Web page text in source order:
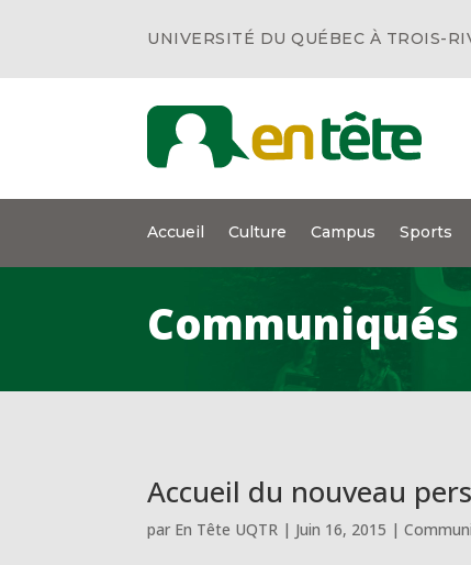
UNIVERSITÉ DU QUÉBEC À TROIS-
Accueil Culture Campus Sports
Accueil du nouveau
par En Tête UQTR | Juin 16, 2015 |